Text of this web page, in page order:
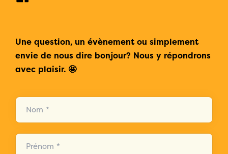
Une question, un évènement ou simplement
envie de nous dire bonjour? Nous y répondrons
avec plaisir. 🤩
Nom *
Prénom *